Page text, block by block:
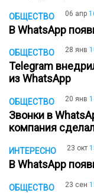
ОБЩЕСТВО 06 апр
В WhatsApp
ОБЩЕСТВО 28 янв
Telegram
из WhatsApp
ОБЩЕСТВО 20 янв
Звонки в
компания
ИНТЕРЕСНО 23 окт
В WhatsApp
ОБЩЕСТВО 23 сен